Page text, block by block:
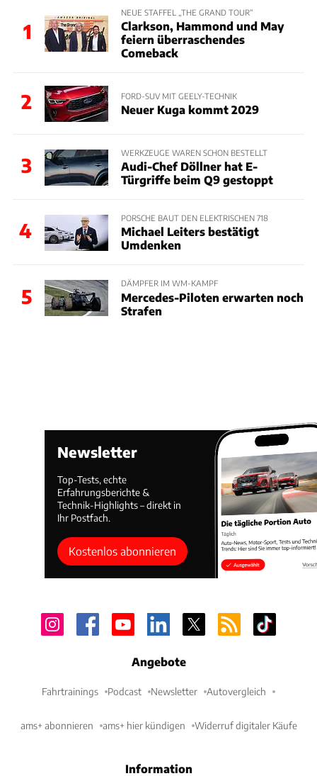
1
NEUE STAFFEL „THE GRAND TOUR“
Clarkson, Hammond und May
feiern überraschendes
Comeback
2 FORD-SUV MIT GEELY-TECHNIK
Neuer Kuga kommt 2029
3
WERKZEUGE WAREN SCHON BESTELLT
Audi-Chef Döllner hat E-
Türgriffe beim Q9 gestoppt
4
PORSCHE BAUT DEN ELEKTRISCHEN 718
Michael Leiters bestätigt
Umdenken
5
DÄMPFER IM WM-KAMPF
Mercedes-Piloten erwarten noch
Strafen
Newsletter
Top-Tests, echte
Erfahrungsberichte &
Technik-Highlights – direkt in
Ihr Postfach.
Kostenlos abonnieren
Angebote
Fahrtrainings Podcast Newsletter Autovergleich
ams+ abonnieren ams+ hier kündigen Widerruf digitaler Käufe
Information